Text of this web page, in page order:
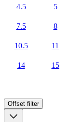
4.5 5
7.5 8
10.5 11
14 15
Offset filter